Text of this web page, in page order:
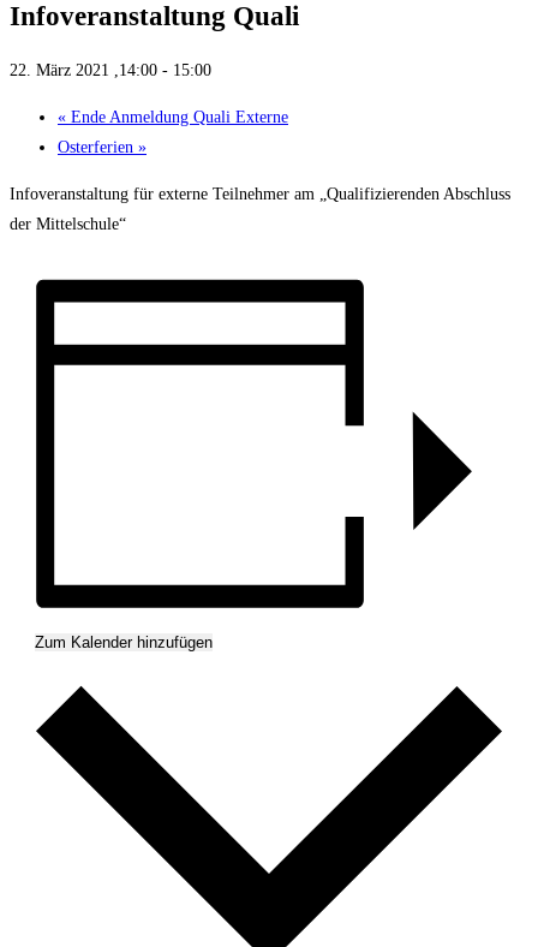
Infover­anstal­tung Quali
22. März 2021 ,14:00 - 15:00
« Ende An­meldung Quali Ex­terne
Oster­ferien »
Infoveranstaltung für externe Teilnehmer am „Qualifizierenden Abschluss
der Mittelschule“
Zum Kalender hinzufügen